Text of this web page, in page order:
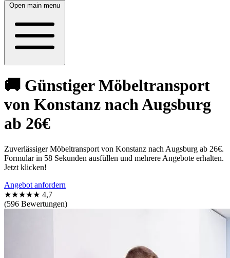
Open main menu
🚚 Günstiger Möbeltransport
von Konstanz nach Augsburg
ab 26€
Zuverlässiger Möbeltransport von Konstanz nach Augsburg ab 26€.
Formular in 58 Sekunden ausfüllen und mehrere Angebote erhalten.
Jetzt klicken!
Angebot anfordern
★★★★★ 4,7
(596 Bewertungen)